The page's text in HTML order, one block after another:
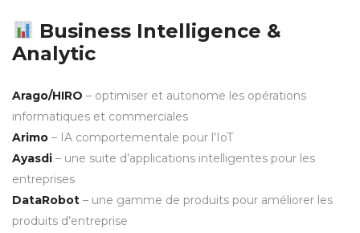
Business Intelligence &
Analytic
Arago/HIRO – optimiser et autonome les opérations
informatiques et commerciales
Arimo – IA comportementale pour l’IoT
Ayasdi – une suite d’applications intelligentes pour les
entreprises
DataRobot – une gamme de produits pour améliorer les
produits d’entreprise